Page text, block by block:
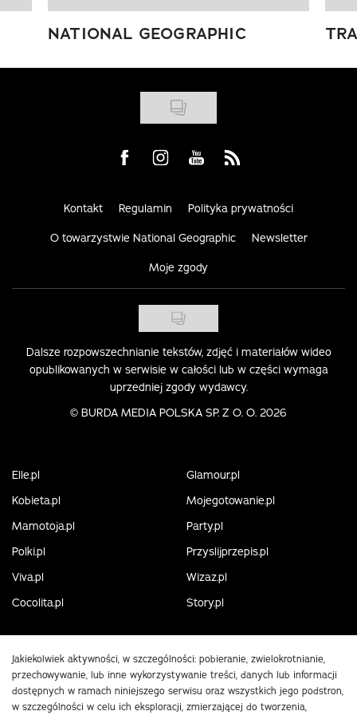
NATIONAL GEOGRAPHIC
Visit us on Facebook
Visit us on Instagram
Visit us on Youtube
Visit us on Rss
Kontakt Regulamin Polityka prywatności
O towarzystwie National Geographic Newsletter
Moje zgody
Dalsze rozpowszechnianie tekstów, zdjęć i materiałów wideo
opublikowanych w serwisie w całości lub w części wymaga
uprzedniej zgody wydawcy.
© BURDA MEDIA POLSKA SP. Z O. O. 2026
Elle.pl
Glamour.pl
Kobieta.pl
Mojegotowanie.pl
Mamotoja.pl
Party.pl
Polki.pl
Przyslijprzepis.pl
Viva.pl
Wizaz.pl
Cocolita.pl
Story.pl
Jakiekolwiek aktywności, w szczególności: pobieranie, zwielokrotnianie,
przechowywanie, lub inne wykorzystywanie treści, danych lub informacji
dostępnych w ramach niniejszego serwisu oraz wszystkich jego podstron,
w szczególności w celu ich eksploracji, zmierzającej do tworzenia,